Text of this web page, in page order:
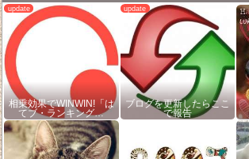
相乗効果でWINWIN!「は
てブ・ランキング…
ブログを更新したらここ
で報告